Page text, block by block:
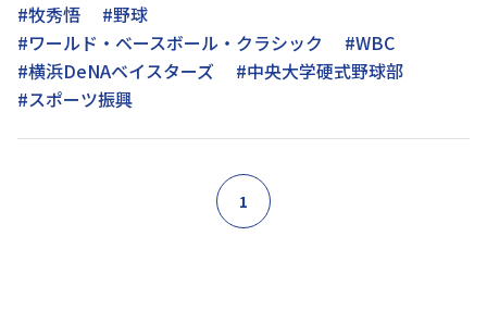
#牧秀悟
#野球
#ワールド・ベースボール・クラシック
#WBC
#横浜DeNAベイスターズ
#中央大学硬式野球部
#スポーツ振興
1